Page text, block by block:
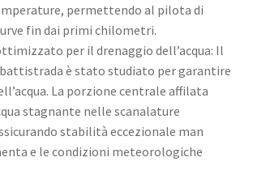
permettendo al pilota di
fin dai primi chilometri.
per il drenaggio dell’acqua: Il
è stato studiato per garantire
La porzione centrale affilata
stagnante nelle scanalature
stabilità eccezionale man
e le condizioni meteorologiche